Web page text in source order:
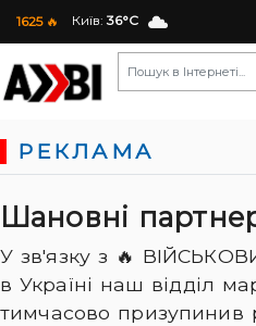
1625🔥 Київ:36°C
РЕКЛАМА
Шановні
У зв'язку з 🔥
в Україні наш відділ
тимчасово призупинив